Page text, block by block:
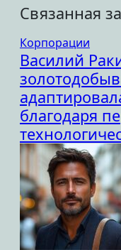
Связанная
Корпорации
Василий
благодаря